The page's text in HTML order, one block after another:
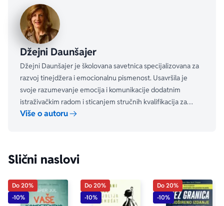
Džejni Daunšajer
Džejni Daunšajer je školovana savetnica specijalizovana za
razvoj tinejdžera i emocionalnu pismenost. Usavršila je
svoje razumevanje emocija i komunikacije dodatnim
istraživačkim radom i sticanjem stručnih kvalifikacija za
emocionalnu pismenst.
Više o autoru
Slični naslovi
Do 20%
-10%
Do 20%
-10%
Do 20%
-10%